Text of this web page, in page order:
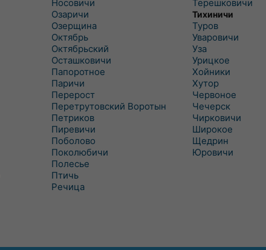
Носовичи
Озаричи
Озерщина
Октябрь
Октябрьский
Осташковичи
Папоротное
Паричи
Перерост
Перетрутовский Воротын
Петриков
Пиревичи
Поболово
Поколюбичи
Полесье
Птичь
Речица
Терешковичи
Тихиничи
Туров
Уваровичи
Уза
Урицкое
Хойники
Хутор
Червоное
Чечерск
Чирковичи
Широкое
Щедрин
Юровичи